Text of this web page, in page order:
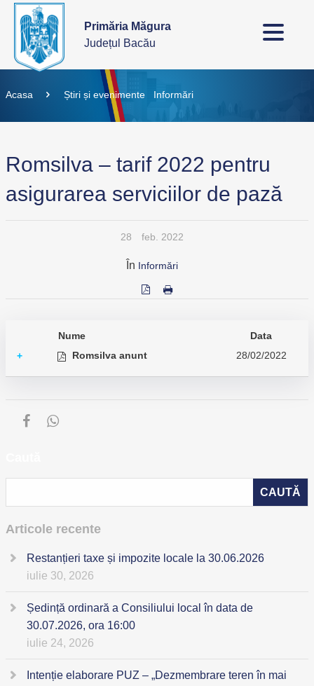
Primăria Măgura
Județul Bacău
Acasa Știri și evenimente Informări
Romsilva – tarif 2022 pentru
asigurarea serviciilor de pază
28 feb. 2022
În Informări
Nume
Data
+
Romsilva anunt 28/02/2022
Articole recente
Restanțieri taxe și impozite locale la 30.06.2026
iulie 30, 2026
Ședință ordinară a Consiliului local în data de
30.07.2026, ora 16:00
iulie 24, 2026
Intenție elaborare PUZ – „Dezmembrare teren în mai